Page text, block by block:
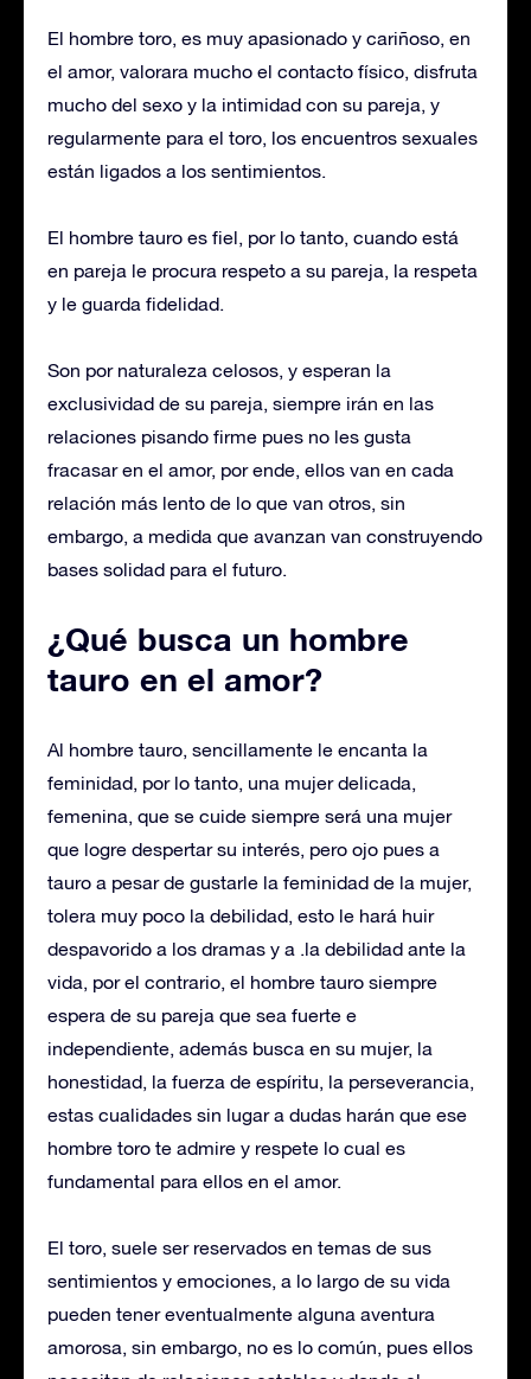
El hombre toro, es muy apasionado y cariñoso, en
el amor, valorara mucho el contacto físico, disfruta
mucho del sexo y la intimidad con su pareja, y
regularmente para el toro, los encuentros sexuales
están ligados a los sentimientos.
El hombre tauro es fiel, por lo tanto, cuando está
en pareja le procura respeto a su pareja, la respeta
y le guarda fidelidad.
Son por naturaleza celosos, y esperan la
exclusividad de su pareja, siempre irán en las
relaciones pisando firme pues no les gusta
fracasar en el amor, por ende, ellos van en cada
relación más lento de lo que van otros, sin
embargo, a medida que avanzan van construyendo
bases solidad para el futuro.
¿Qué busca un hombre
tauro en el amor?
Al hombre tauro, sencillamente le encanta la
feminidad, por lo tanto, una mujer delicada,
femenina, que se cuide siempre será una mujer
que logre despertar su interés, pero ojo pues a
tauro a pesar de gustarle la feminidad de la mujer,
tolera muy poco la debilidad, esto le hará huir
despavorido a los dramas y a .la debilidad ante la
vida, por el contrario, el hombre tauro siempre
espera de su pareja que sea fuerte e
independiente, además busca en su mujer, la
honestidad, la fuerza de espíritu, la perseverancia,
estas cualidades sin lugar a dudas harán que ese
hombre toro te admire y respete lo cual es
fundamental para ellos en el amor.
El toro, suele ser reservados en temas de sus
sentimientos y emociones, a lo largo de su vida
pueden tener eventualmente alguna aventura
amorosa, sin embargo, no es lo común, pues ellos